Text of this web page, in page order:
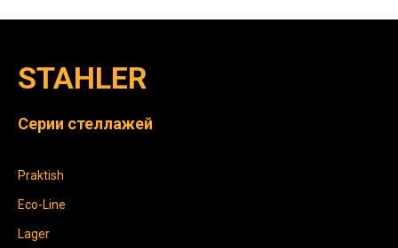
Серии стеллажей
STAHLER
Praktish
Eco-Line
Lager